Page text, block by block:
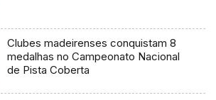
Clubes madeirenses conquistam 8
medalhas no Campeonato Nacional
de Pista Coberta